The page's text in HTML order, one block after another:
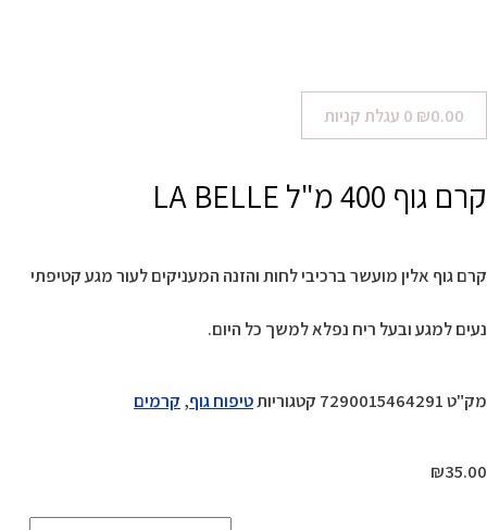
₪0.00
0 עגלת קניות
קרם גוף 400 מ"ל LA BELLE
קרם גוף אלין מועשר ברכיבי לחות והזנה המעניקים לעור מגע קטיפתי
נעים למגע ובעל ריח נפלא למשך כל היום.
מק"ט7290015464291 קטגוריותטיפוח גוף, קרמים
₪35.00